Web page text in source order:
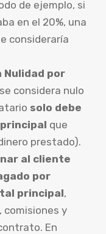
de ejemplo, si
en el 20%, una
consideraría
Nulidad por
considera nulo
solo debe
que
prestado).
al cliente
por
principal,
comisiones y
En